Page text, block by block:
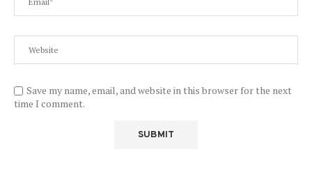
Save my name, email, and website in this browser for the next
time I comment.